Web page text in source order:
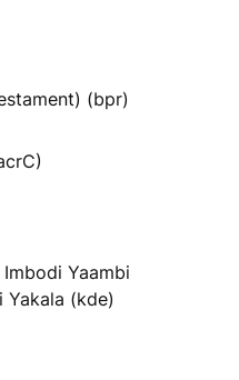
(bpr)
Yaambi
Yakala (kde)